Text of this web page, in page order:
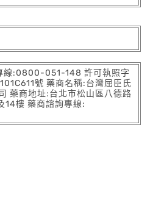
線:0800-051-148 許可執照字
號 藥商名稱:台灣屈臣氏
藥商地址:台北市松山區八德路
14樓 藥商諮詢專線: